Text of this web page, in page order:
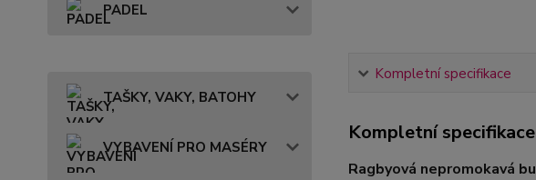
PADEL
TAŠKY, VAKY, BATOHY
VYBAVENÍ PRO MASÉRY
Kompletní specifikace
Kompletní specifikace
Ragbyová nepromokavá